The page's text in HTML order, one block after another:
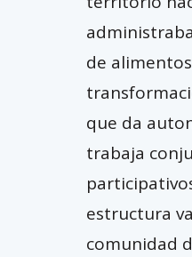
de
que da
trabaja
estructura
comunidad